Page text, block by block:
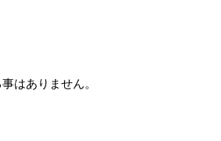
はありません。